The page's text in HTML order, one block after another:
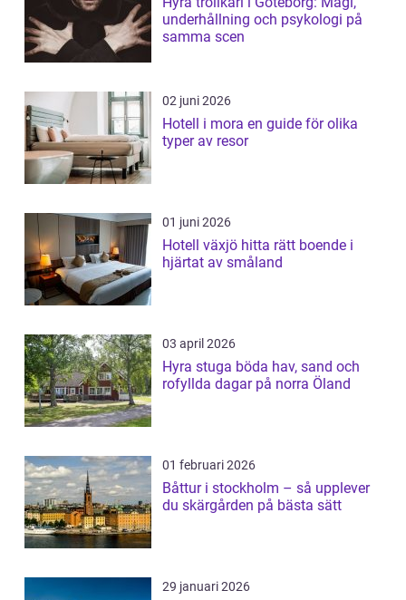
underhållning och psykologi på
samma scen
02 juni 2026
Hotell i mora en guide för olika
typer av resor
01 juni 2026
Hotell växjö hitta rätt boende i
hjärtat av småland
03 april 2026
Hyra stuga böda hav, sand och
rofyllda dagar på norra Öland
01 februari 2026
Båttur i stockholm – så upplever
du skärgården på bästa sätt
29 januari 2026